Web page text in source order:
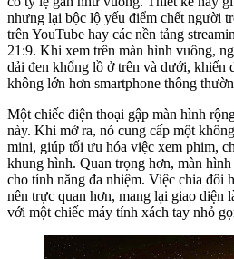
nhưng lại bộc lộ yếu điểm chết người
trên YouTube hay các nền tảng
21:9. Khi xem trên màn hình vuông,
dải đen khổng lồ ở trên và dưới, khiến
không lớn hơn smartphone thông
Một chiếc điện thoại gập màn hình
này. Khi mở ra, nó cung cấp một
mini, giúp tối ưu hóa việc xem phim,
khung hình. Quan trọng hơn, màn
cho tính năng đa nhiệm. Việc chia đôi
nên trực quan hơn, mang lại giao diện
với một chiếc máy tính xách tay nhỏ